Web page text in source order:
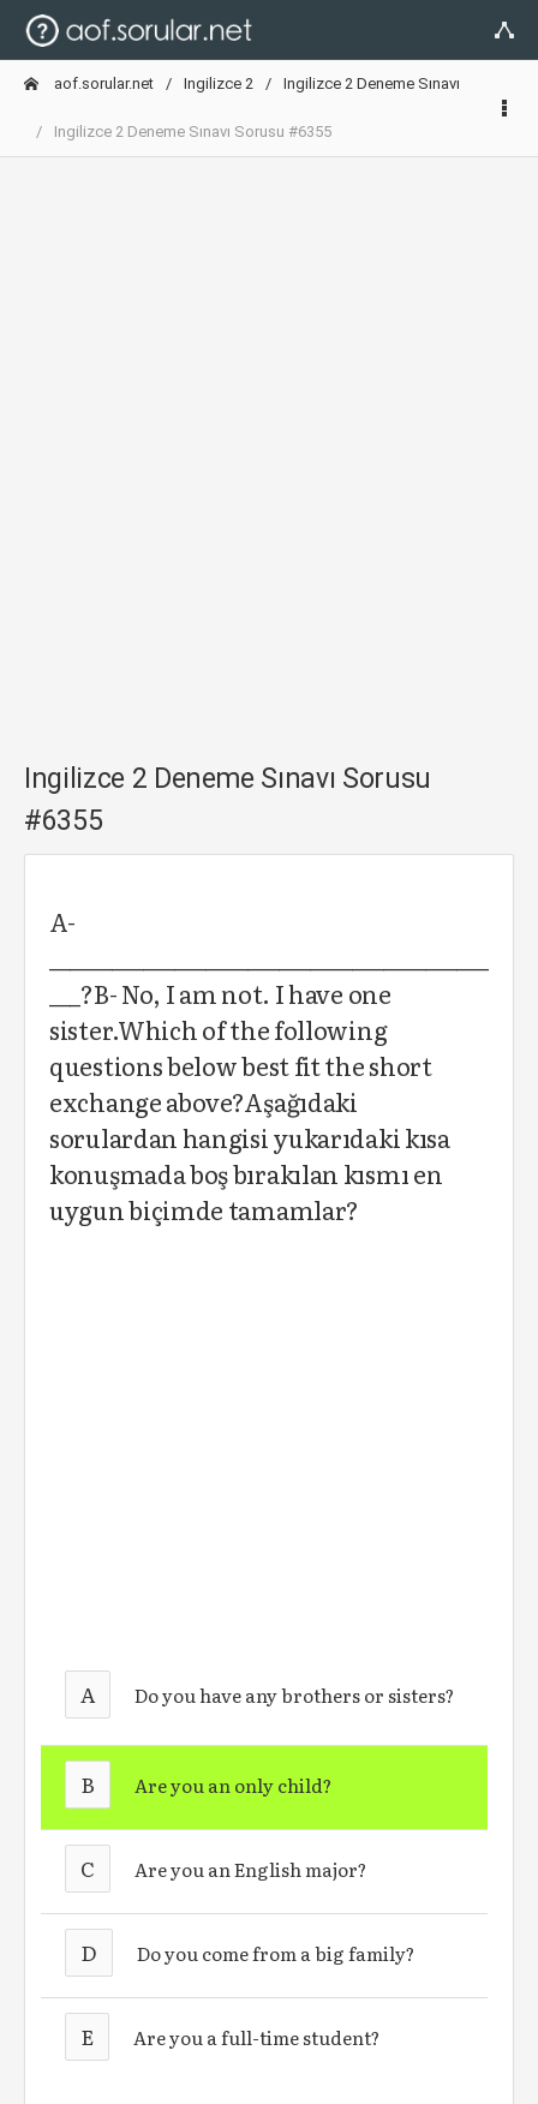
aof.sorular.net Ingilizce 2 Ingilizce 2 Deneme Sınavı
Ingilizce 2 Deneme Sınavı Sorusu #6355
Ingilizce 2 Deneme Sınavı Sorusu
#6355
A-
___?B- No, I am not. I have one
sister.Which of the following
questions below best fit the short
exchange above?Aşağıdaki
sorulardan hangisi yukarıdaki kısa
konuşmada boş bırakılan kısmı en
uygun biçimde tamamlar?
A Do you have any brothers or sisters?
B Are you an only child?
C Are you an English major?
D Do you come from a big family?
E Are you a full-time student?